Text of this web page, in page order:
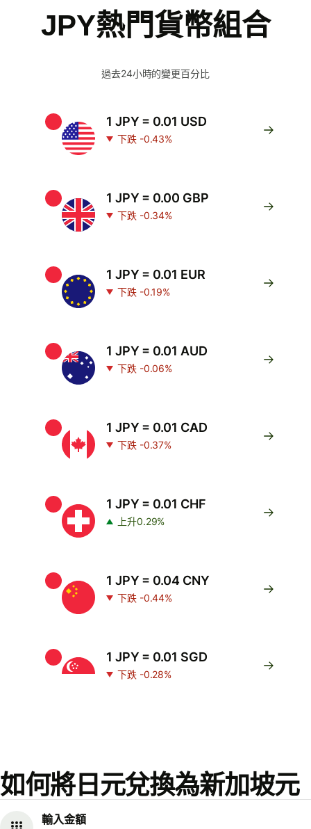
JPY熱門貨幣組合
過去24小時的變更百分比
1 JPY = 0.01 USD
下跌 -0.43%
1 JPY = 0.00 GBP
下跌 -0.34%
1 JPY = 0.01 EUR
下跌 -0.19%
1 JPY = 0.01 AUD
下跌 -0.06%
1 JPY = 0.01 CAD
下跌 -0.37%
1 JPY = 0.01 CHF
上升0.29%
1 JPY = 0.04 CNY
下跌 -0.44%
1 JPY = 0.01 SGD
下跌 -0.28%
如何將日元兌換為新加坡元
輸入金額